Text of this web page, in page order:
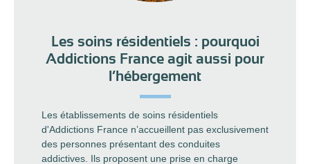
Les soins résidentiels : pourquoi
Addictions France agit aussi pour
l’hébergement
Les établissements de soins résidentiels
d'Addictions France n’accueillent pas exclusivement
des personnes présentant des conduites
addictives. Ils proposent une prise en charge